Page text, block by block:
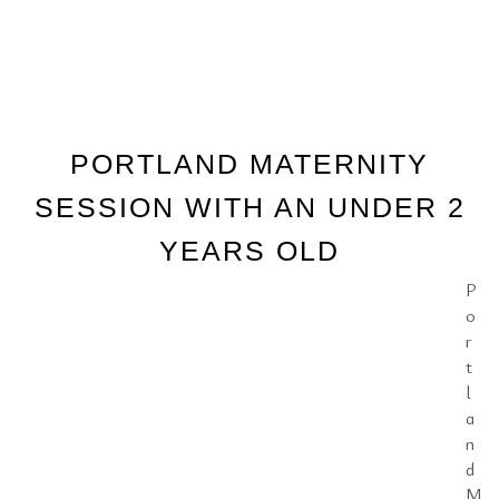
PORTLAND MATERNITY
SESSION WITH AN UNDER 2
YEARS OLD
P
o
r
t
l
a
n
d